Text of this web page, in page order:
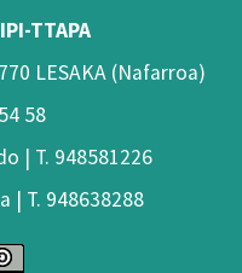
TTAPA
LESAKA (Nafarroa)
58
| T. 948581226
| T. 948638288